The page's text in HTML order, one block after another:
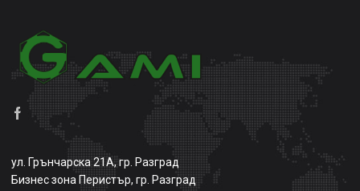
ул. Грънчарска 21А, гр. Разград
Бизнес зона Перистър, гр. Разград